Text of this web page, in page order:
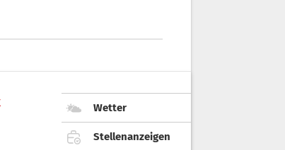
Wetter
Stellenanzeigen